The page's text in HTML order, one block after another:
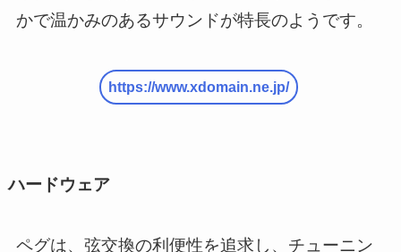
かで温かみのあるサウンドが特長のようです。
https://www.xdomain.ne.jp/
ハードウェア
ペグは、弦交換の利便性を追求し、チューニン